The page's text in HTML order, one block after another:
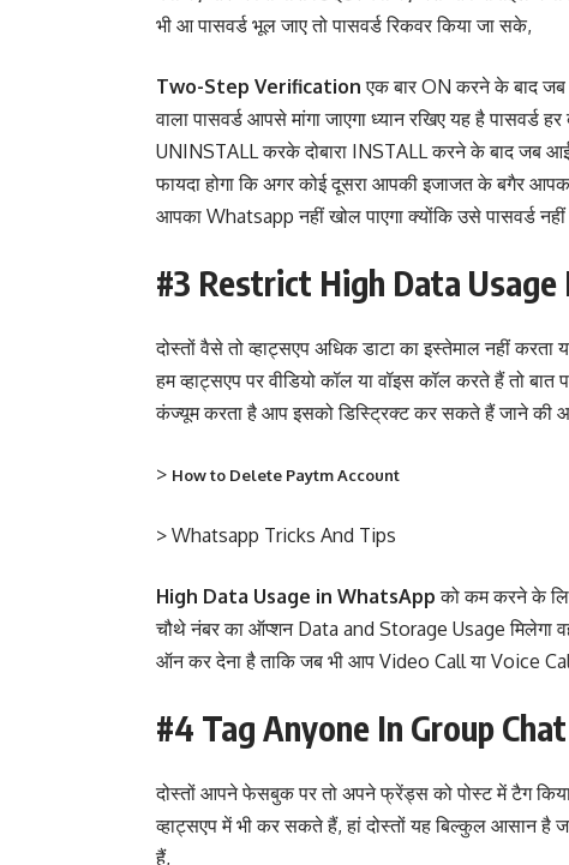
भी आ पासवर्ड भूल जाए तो पासवर्ड रिकवर किया जा सके,
Two-Step Verification एक बार ON करने के बाद जब
वाला पासवर्ड आपसे मांगा जाएगा ध्यान रखिए यह है पासवर्ड
UNINSTALL करके दोबारा INSTALL करने के बाद जब
फायदा होगा कि अगर कोई दूसरा आपकी इजाजत के बगैर
आपका Whatsapp नहीं खोल पाएगा क्योंकि उसे पासवर्ड नहीं
#3 Restrict High Data
दोस्तों वैसे तो व्हाट्सएप अधिक डाटा का इस्तेमाल नहीं
हम व्हाट्सएप पर वीडियो कॉल या वॉइस कॉल करते हैं तो बात
कंज्यूम करता है आप इसको डिस्ट्रिक्ट कर सकते हैं जाने की
> How to Delete Paytm Account
> Whatsapp Tricks And Tips
High Data Usage in WhatsApp को कम करने के
चौथे नंबर का ऑप्शन Data and Storage Usage
ऑन कर देना है ताकि जब भी आप Video Call या Voice Call
#4 Tag Anyone In Group
दोस्तों आपने फेसबुक पर तो अपने फ्रेंड्स को पोस्ट में टैग
व्हाट्सएप में भी कर सकते हैं, हां दोस्तों यह बिल्कुल आसान
हैं,